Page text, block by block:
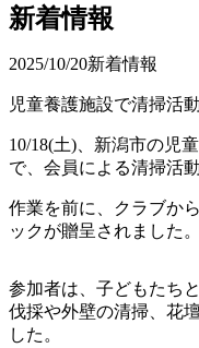
新着情報
2025/10/20新着情報
児童養護施設で清掃活動
10/18(土)、新潟市の児
で、会員による清掃活
作業を前に、クラブか
ックが贈呈されました。
参加者は、子どもたち
伐採や外壁の清掃、花
した。